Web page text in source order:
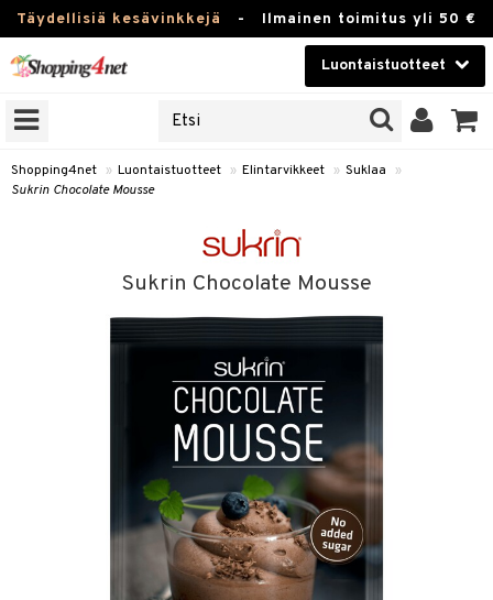
Täydellisiä kesävinkkejä - Ilmainen toimitus yli 50 €
Luontaistuotteet
Kauneudenhoito
Piilolinssit
Koti & Sisustus
Lelut, Lapsi & Vauva
Shopping4net » Luontaistuotteet » Elintarvikkeet » Suklaa
»
Sukrin Chocolate Mousse
Sukrin Chocolate Mousse